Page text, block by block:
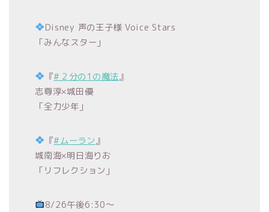
Disney 声の王子様 Voice Stars
「みんなスター」
『#２分の1の魔法』
志尊淳×城田優
「全力少年」
『#ムーラン』
城南海×明日海りお
「リフレクション」
8/26午後6:30～